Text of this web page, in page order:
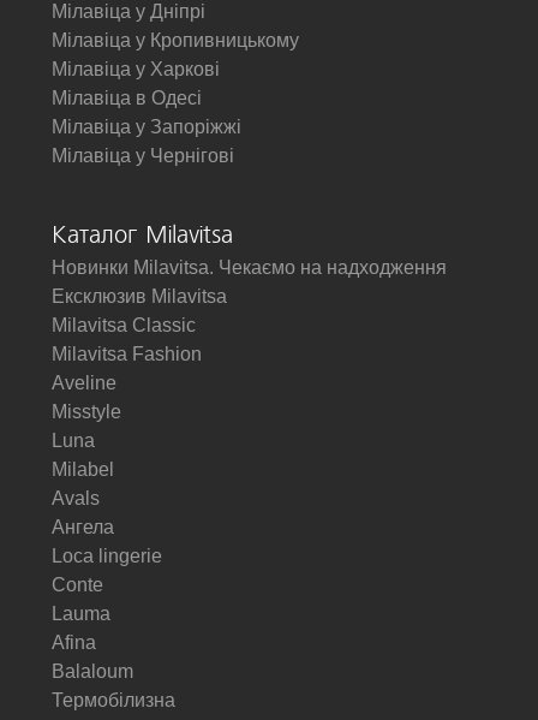
Мілавіца у Дніпрі
Мілавіца у Кропивницькому
Мілавіца у Харкові
Мілавіца в Одесі
Мілавіца у Запоріжжі
Мілавіца у Чернігові
Каталог Milavitsa
Новинки Milavitsa. Чекаємо на надходження
Ексклюзив Milavitsa
Milavitsa Classic
Milavitsa Fashion
Aveline
Misstyle
Luna
Milabel
Avals
Ангела
Loca lingerie
Conte
Lauma
Afina
Balaloum
Термобілизна